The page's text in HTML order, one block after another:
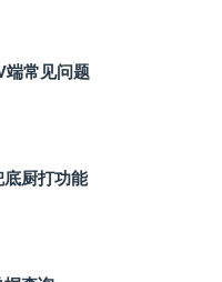
端常见问题
厨打功能